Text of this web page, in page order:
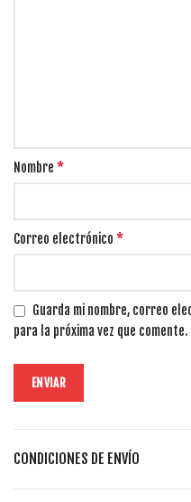
Nombre *
Correo electrónico *
Guarda mi nombre, correo
para la próxima vez que comente.
CONDICIONES DE ENVÍO